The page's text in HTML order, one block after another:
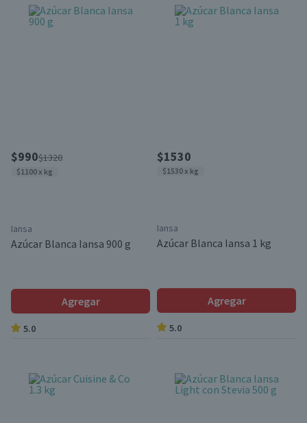
$990$1320
$1100 x kg
Iansa
Azúcar Blanca Iansa 900 g
Agregar
5.0
$1530
$1530 x kg
Iansa
Azúcar Blanca Iansa 1 kg
Agregar
5.0